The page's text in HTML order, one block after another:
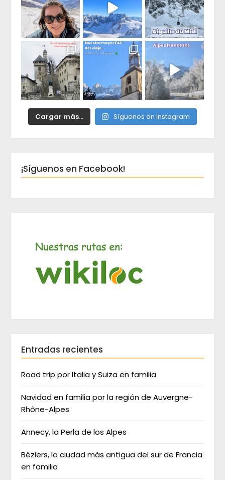
Cargar más... Síguenos en Instagram
¡Síguenos en Facebook!
Entradas recientes
Road trip por Italia y Suiza en familia
Navidad en familia por la región de Auvergne-
Rhône-Alpes
Annecy, la Perla de los Alpes
Béziers, la ciudad más antigua del sur de Francia
en familia